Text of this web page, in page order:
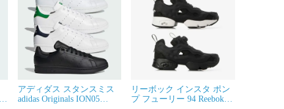
アディダス スタンスミス
adidas Originals ION05
リーボック インスタ ポン
プ フューリー 94 Reebok